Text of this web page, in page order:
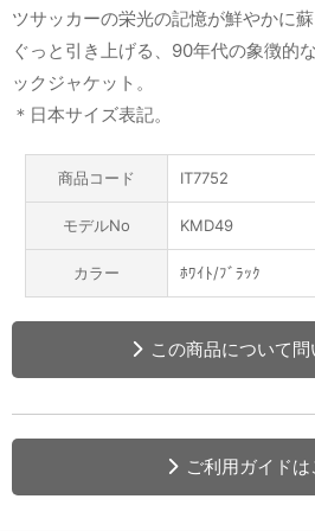
ツサッカーの栄光の記憶が鮮やかに
ぐっと引き上げる、90年代の象徴的
ックジャケット。
＊日本サイズ表記。
商品コード IT7752
モデルNo KMD49
カラー ﾎﾜｲﾄ/ﾌﾞﾗｯｸ
この商品について
ご利用ガイドは